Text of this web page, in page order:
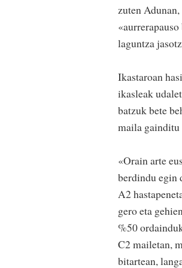
zuten
laguntza
Ikastaroan
ikasleak
batzuk bete
maila gainditu
«Orain arte
berdindu egin
A2
gero eta
%50
C2 mailetan,
bitartean,